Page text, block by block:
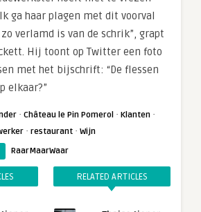
ga haar plagen met dit voorval
verlamd is van de schrik”, grapt
Hij toont op Twitter een foto
met het bijschrift: “De flessen
elkaar?”
· Château le Pin Pomerol · Klanten ·
· restaurant · Wijn
RaarMaarWaar
RELATED ARTICLES